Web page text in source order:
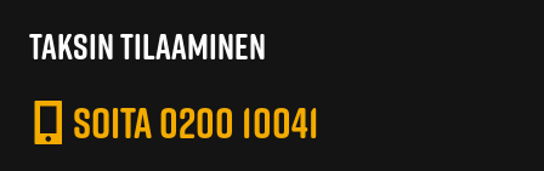
TAKSIN TILAAMINEN
SOITA 0200 10041